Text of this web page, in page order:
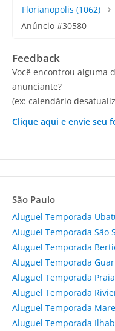
Florianopolis (1062)
Anúncio #30580
Feedback
Você encontrou alguma
anunciante?
(ex: calendário
Clique aqui e envie seu
São Paulo
Aluguel Temporada
Aluguel Temporada São
Aluguel Temporada
Aluguel Temporada
Aluguel Temporada
Aluguel Temporada
Aluguel Temporada
Aluguel Temporada